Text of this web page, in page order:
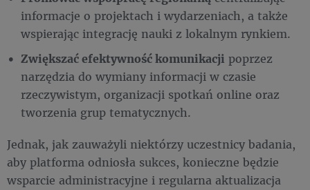
informacje o projektach i wydarzeniach, a także
wspierając integrację nauki z lokalnym rynkiem.
Zwiększać efektywność komunikacji poprzez
narzędzia do wymiany informacji w czasie
rzeczywistym, organizacji spotkań online oraz
tworzenia grup tematycznych.
Jednak, jak zauważyli niektórzy uczestnicy badania,
aby platforma odniosła sukces, konieczne będzie
wsparcie administracyjne i regularna aktualizacja